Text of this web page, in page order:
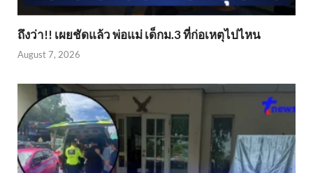
ถึงว่า!! เผยชัดแล้ว พ่อแม่ เด็กม.3 ที่ก่อเหตุไปไหน
August 7, 2026